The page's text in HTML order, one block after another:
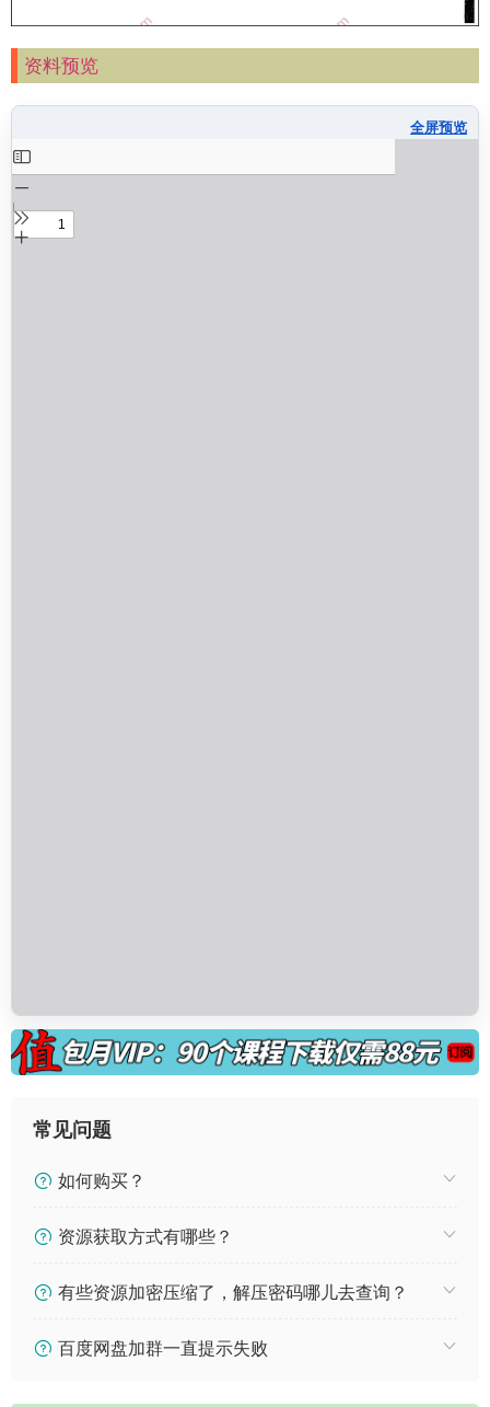
资料预览
全屏预览
常见问题
如何购买？
资源获取方式有哪些？
有些资源加密压缩了，解压密码哪儿去查询？
百度网盘加群一直提示失败